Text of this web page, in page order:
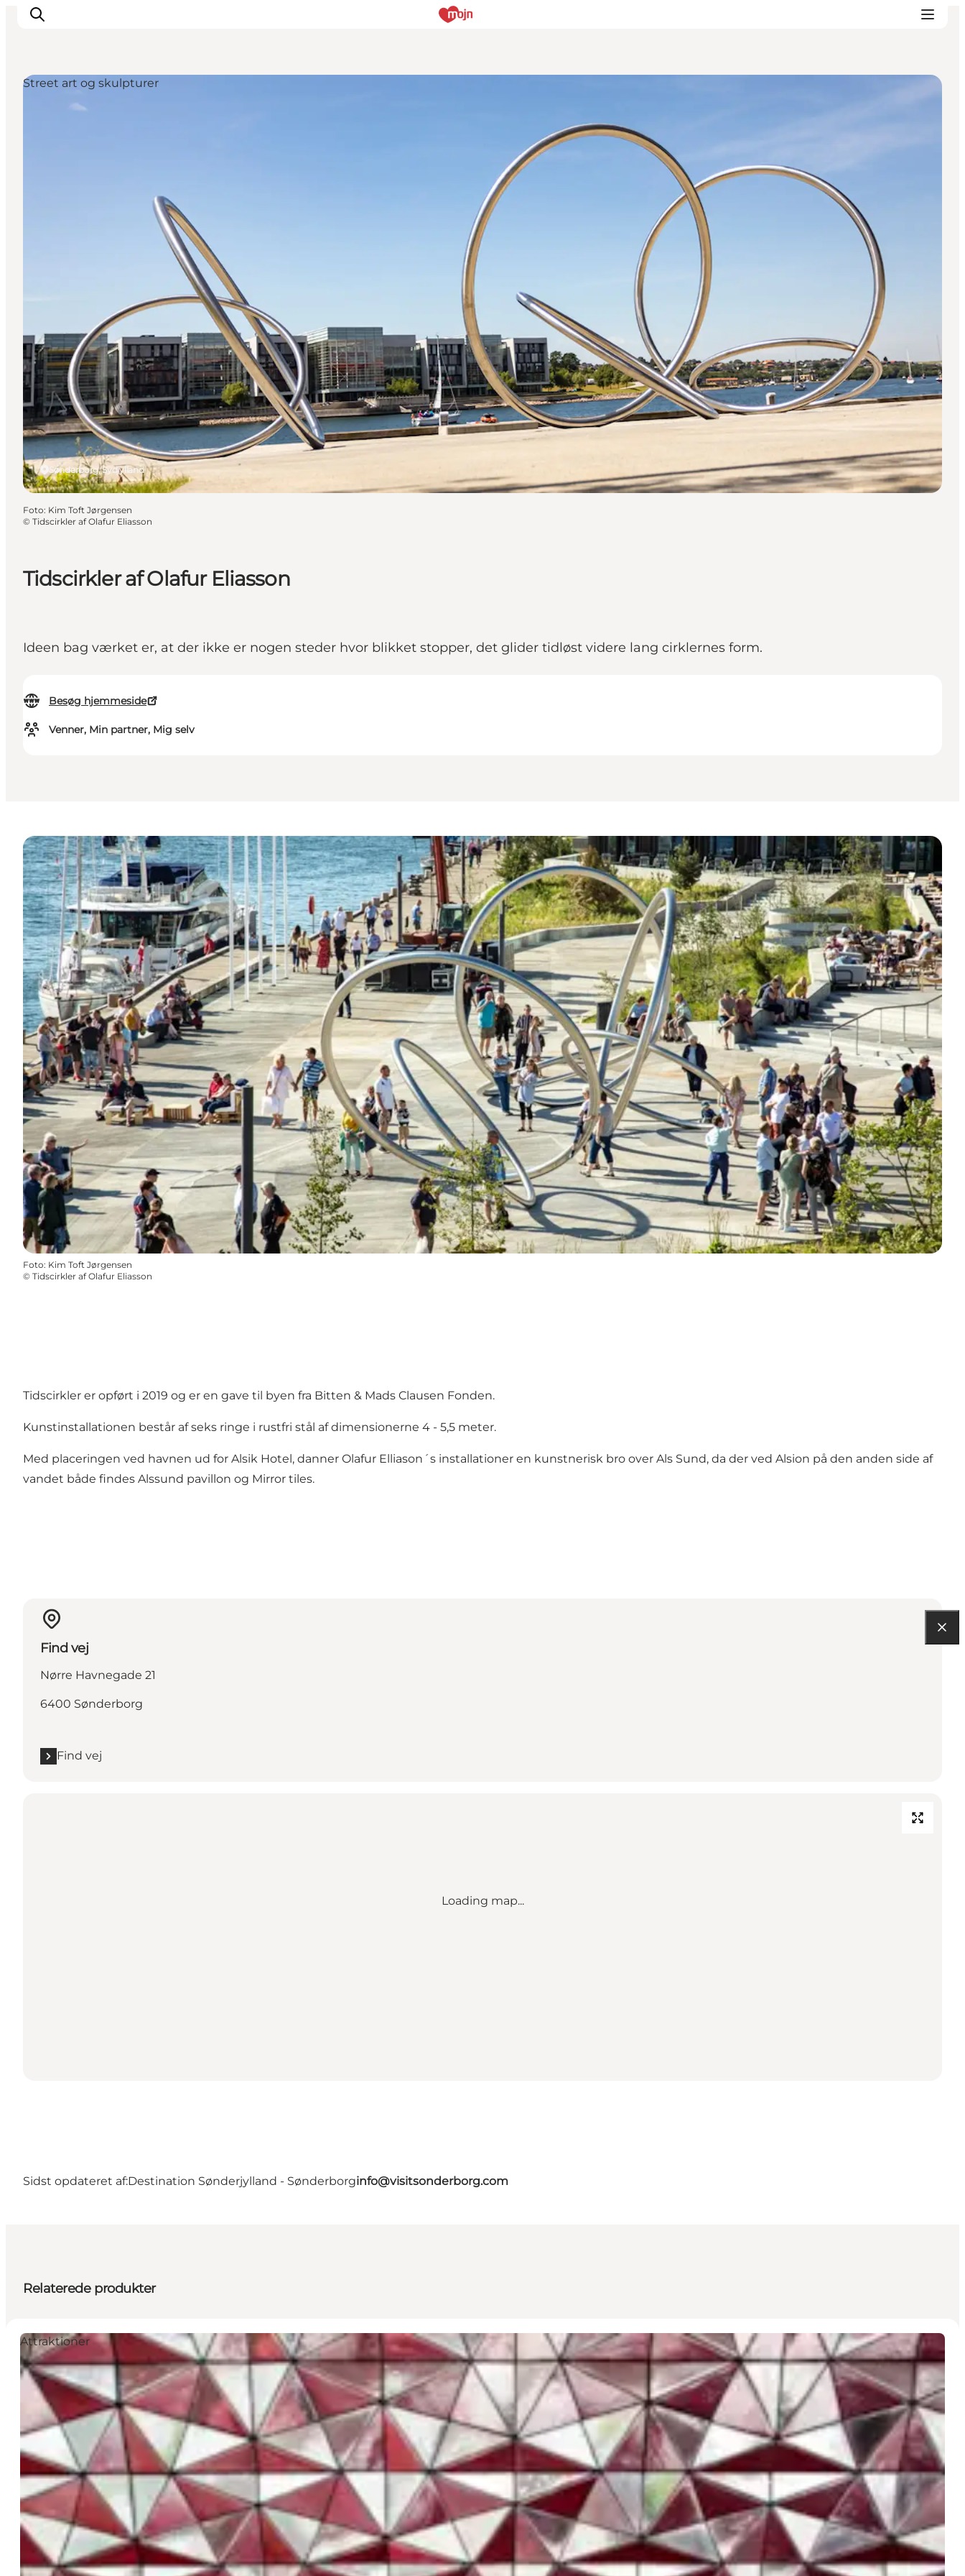
Tidscirkler af Olafur Eliasson
Ideen bag værket er, at der ikke er nogen steder hvor blikket stopper, det glider tidløst videre lang cirklernes form.
Besøg hjemmeside
Venner, Min partner, Mig selv
Sønderborg, Sydjylland
Street art og skulpturer
Foto: Kim Toft Jørgensen
© Tidscirkler af Olafur Eliasson
Foto: Kim Toft Jørgensen
© Tidscirkler af Olafur Eliasson
Tidscirkler er opført i 2019 og er en gave til byen fra Bitten & Mads Clausen Fonden.
Kunstinstallationen består af seks ringe i rustfri stål af dimensionerne 4 - 5,5 meter.
Med placeringen ved havnen ud for Alsik Hotel, danner Olafur Elliason´s installationer en kunstnerisk bro over Als Sund, da der ved Alsion på den anden side af
vandet både findes Alssund pavillon og Mirror tiles.
Find vej
Nørre Havnegade 21
6400 Sønderborg
Find vej
Loading map...
Sidst opdateret af:Destination Sønderjylland - Sønderborginfo@visitsonderborg.com
Relaterede produkter
Attraktioner